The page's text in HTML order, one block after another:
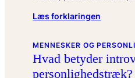
Læs forklaringen
betyder
lavt
selvværd
MENNESKER OG
Hvad betyder
personlighedstræk?